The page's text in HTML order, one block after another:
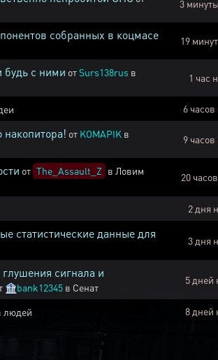
3
собранных в коцмасе 19
будь с ними отSurs138rus в
1 час
6
от KOMAPIK в
9
от The_Assault_Z в Ловим
20
2 дня
статистические данные для
3 дня
сигнала и
🏦bank12345 в Сенат
5 дней
людей 8 дней